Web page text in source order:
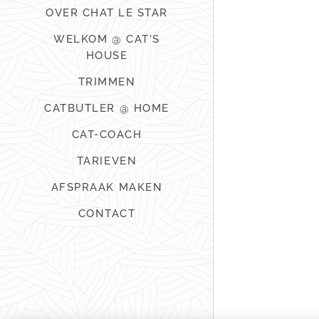
OVER CHAT LE STAR
WELKOM @ CAT'S
HOUSE
TRIMMEN
CATBUTLER @ HOME
CAT-COACH
TARIEVEN
AFSPRAAK MAKEN
CONTACT